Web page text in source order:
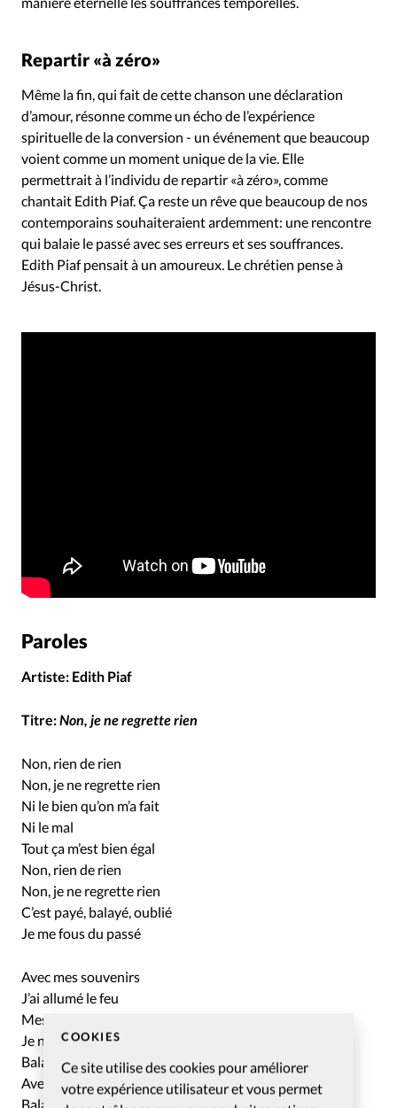
COOKIES
Ce site utilise des cookies pour améliorer
votre expérience utilisateur et vous permet
Repartir «à zéro»
Même la fin, qui fait de cette chanson une déclaration
d’amour, résonne comme un écho de l’expérience
spirituelle de la conversion - un événement que beaucoup
voient comme un moment unique de la vie. Elle
permettrait à l’individu de repartir «à zéro», comme
chantait Edith Piaf. Ça reste un rêve que beaucoup de nos
contemporains souhaiteraient ardemment: une rencontre
qui balaie le passé avec ses erreurs et ses souffrances.
Edith Piaf pensait à un amoureux. Le chrétien pense à
Jésus-Christ.
Paroles
Artiste: Edith Piaf
Titre:Non, je ne regrette rien
Non, rien de rien
Non, je ne regrette rien
Ni le bien qu’on m’a fait
Ni le mal
Tout ça m’est bien égal
Non, rien de rien
Non, je ne regrette rien
C’est payé, balayé, oublié
Je me fous du passé
Avec mes souvenirs
J’ai allumé le feu
Mes chagrins, mes plaisirs
Je n’ai plus besoin d’eux
Balayé les amours
Avec leurs trémolos
Balayé pour toujours